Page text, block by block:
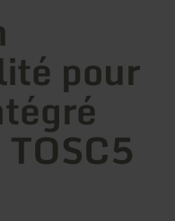
pour